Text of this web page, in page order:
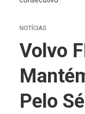
NOTÍCIAS
Volvo
Pelo